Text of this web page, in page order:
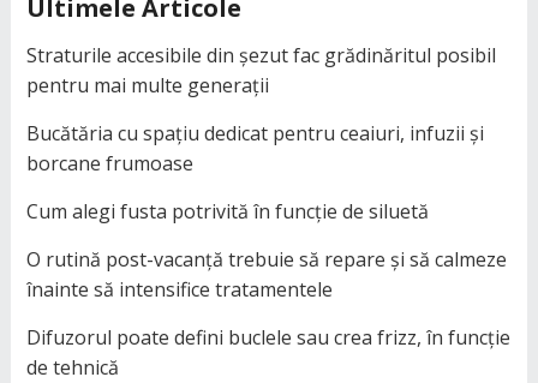
Ultimele Articole
Straturile accesibile din șezut fac grădinăritul posibil
pentru mai multe generații
Bucătăria cu spațiu dedicat pentru ceaiuri, infuzii și
borcane frumoase
Cum alegi fusta potrivită în funcție de siluetă
O rutină post-vacanță trebuie să repare și să calmeze
înainte să intensifice tratamentele
Difuzorul poate defini buclele sau crea frizz, în funcție
de tehnică